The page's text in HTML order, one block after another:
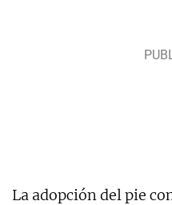
La adopción del pie